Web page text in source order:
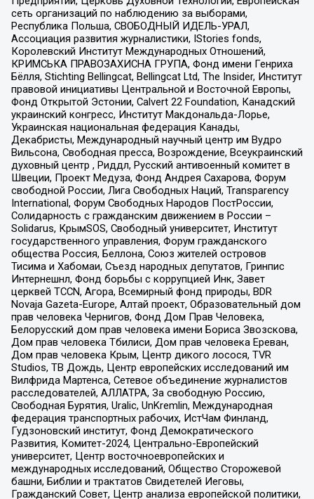
сеть организаций по наблюдению за выборами,
Республика Польша, СВОБОДНЫЙ ИДЕЛЬ-УРАЛ,
Ассоциация развития журналистики, IStories fonds,
Королевский Институт Международных Отношений,
КРИМСЬКА ПРАВОЗАХИСНА ГРУПА, Фонд имени Генриха
Бёлля, Stichting Bellingcat, Bellingcat Ltd, The Insider, Институт
правовой инициативы Центральной и Восточной Европы,
Фонд Открытой Эстонии, Calvert 22 Foundation, Канадский
украинский конгресс, Институт Макдональда-Лорье,
Украинская национальная федерация Канады,
Декабристы, Международный научный центр им Вудро
Вильсона, Свободная пресса, Возрождение, Всеукраинский
духовный центр , Риддл, Русский антивоенный комитет в
Швеции, Проект Медуза, Фонд Андрея Сахарова, Форум
свободной России, Лига Свободных Наций, Transparеncy
International, Форум Свободных Народов ПостРоссии,
Солидарность с гражданским движением в России –
Solidarus, КрымSOS, Свободный университет, Институт
государственного управления, Форум гражданского
общества Россия, Беллона, Союз жителей островов
Тисима и Хабомаи, Съезд народных депутатов, Гринпис
Интернешнл, Фонд борьбы с коррупцией Инк, Завет
церквей TCCN, Агора, Всемирный фонд природы, BDR
Novaja Gazeta-Europe, Алтай проект, Образовательный дом
прав человека Чернигов, Фонд Дом Прав Человека,
Белорусский дом прав человека имени Бориса Звозскова,
Дом прав человека Тбилиси, Дом прав человека Ереван,
Дом прав человека Крым, Центр дикого лосося, TVR
Studios, ТВ Дождь, Центр европейских исследований им
Вилфрида Мартенса, Сетевое объединение журналистов
расследователей, АЛЛАТРА, За свободную Россию,
Свободная Бурятия, Uralic, UnKremlin, Международная
федерация транспортных рабочих, ИстЧам Финланд,
Гудзоновский институт, Фонд Демократического
Развития, Комитет-2024, Центрально-Европейский
университет, Центр восточноевропейских и
международных исследований, Общество Сторожевой
башни, Библии и трактатов Свидетелей Иеговы,
Гражданский Совет, Центр анализа европейской политики,